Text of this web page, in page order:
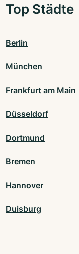
Top Städte
Berlin
München
Frankfurt am Main
Düsseldorf
Dortmund
Bremen
Hannover
Duisburg